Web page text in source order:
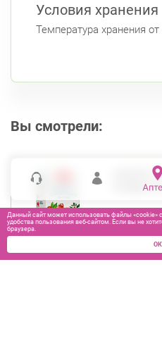
Дунайский пр., д. 34/
Дунайская
Условия хранения
Температура хранения
Вы смотрели:
230₽
Данный сайт может использовать файлы «cookie»
удобства пользования веб-сайтом. Если вы не
браузера.
ОК